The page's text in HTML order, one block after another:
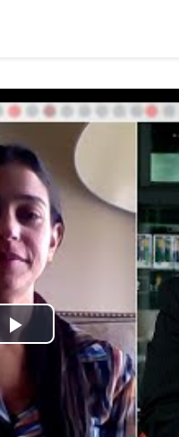
Play
Video